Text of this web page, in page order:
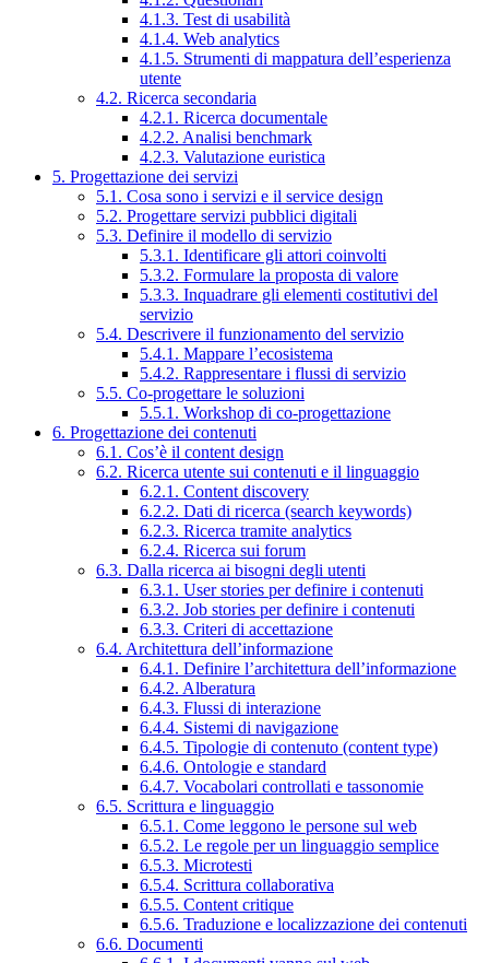
4.1.3. Test di usabilità
4.1.4. Web analytics
4.1.5. Strumenti di mappatura dell’esperienza
utente
4.2. Ricerca secondaria
4.2.1. Ricerca documentale
4.2.2. Analisi benchmark
4.2.3. Valutazione euristica
5. Progettazione dei servizi
5.1. Cosa sono i servizi e il service design
5.2. Progettare servizi pubblici digitali
5.3. Definire il modello di servizio
5.3.1. Identificare gli attori coinvolti
5.3.2. Formulare la proposta di valore
5.3.3. Inquadrare gli elementi costitutivi del
servizio
5.4. Descrivere il funzionamento del servizio
5.4.1. Mappare l’ecosistema
5.4.2. Rappresentare i flussi di servizio
5.5. Co-progettare le soluzioni
5.5.1. Workshop di co-progettazione
6. Progettazione dei contenuti
6.1. Cos’è il content design
6.2. Ricerca utente sui contenuti e il linguaggio
6.2.1. Content discovery
6.2.2. Dati di ricerca (search keywords)
6.2.3. Ricerca tramite analytics
6.2.4. Ricerca sui forum
6.3. Dalla ricerca ai bisogni degli utenti
6.3.1. User stories per definire i contenuti
6.3.2. Job stories per definire i contenuti
6.3.3. Criteri di accettazione
6.4. Architettura dell’informazione
6.4.1. Definire l’architettura dell’informazione
6.4.2. Alberatura
6.4.3. Flussi di interazione
6.4.4. Sistemi di navigazione
6.4.5. Tipologie di contenuto (content type)
6.4.6. Ontologie e standard
6.4.7. Vocabolari controllati e tassonomie
6.5. Scrittura e linguaggio
6.5.1. Come leggono le persone sul web
6.5.2. Le regole per un linguaggio semplice
6.5.3. Microtesti
6.5.4. Scrittura collaborativa
6.5.5. Content critique
6.5.6. Traduzione e localizzazione dei contenuti
6.6. Documenti